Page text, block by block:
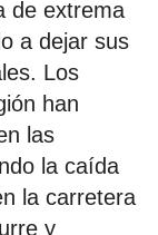
de extrema
a dejar sus
Los
han
las
la caída
la carretera
y